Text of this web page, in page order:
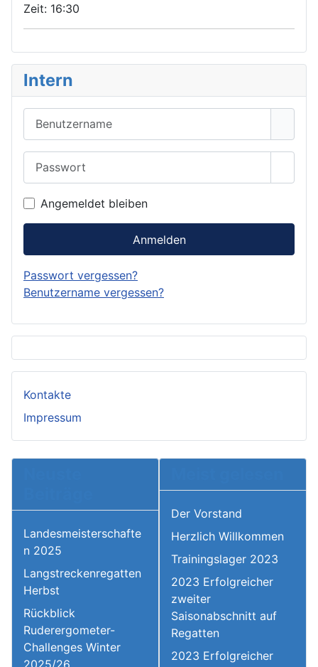
Zeit: 16:30
Intern
Angemeldet bleiben
Anmelden
Passwort vergessen?
Benutzername vergessen?
Kontakte
Impressum
Landesmeisterschafte
n 2025
Langstreckenregatten
Herbst
Rückblick
Ruderergometer-
Challenges Winter
Der Vorstand
Herzlich Willkommen
Trainingslager 2023
2023 Erfolgreicher
zweiter
Saisonabschnitt auf
Regatten
2023 Erfolgreicher